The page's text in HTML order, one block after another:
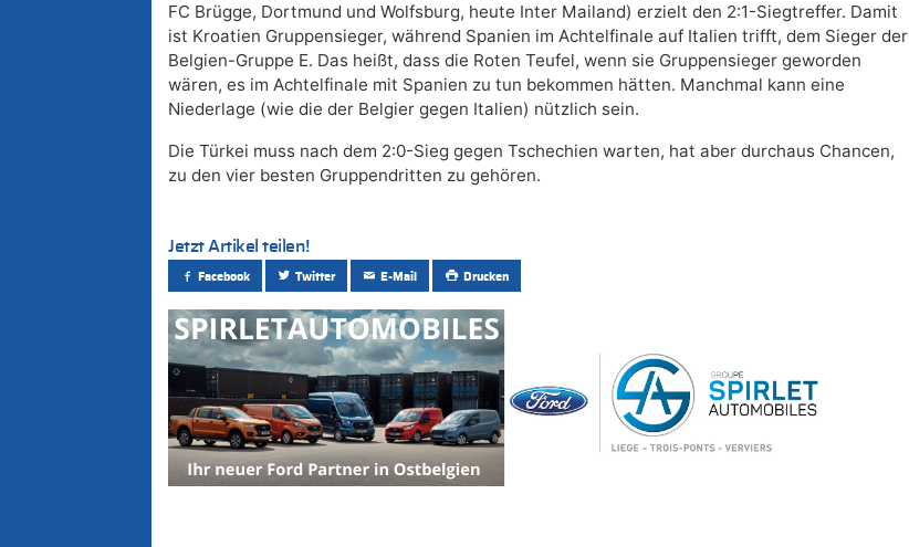
FC Brügge, Dortmund und Wolfsburg, heute Inter Mailand) erzielt den 2:1-Siegtreffer. Damit
ist Kroatien Gruppensieger, während Spanien im Achtelfinale auf Italien trifft, dem Sieger der
Belgien-Gruppe E. Das heißt, dass die Roten Teufel, wenn sie Gruppensieger geworden
wären, es im Achtelfinale mit Spanien zu tun bekommen hätten. Manchmal kann eine
Niederlage (wie die der Belgier gegen Italien) nützlich sein.
Die Türkei muss nach dem 2:0-Sieg gegen Tschechien warten, hat aber durchaus Chancen,
zu den vier besten Gruppendritten zu gehören.
Jetzt Artikel teilen!
Facebook Twitter E-Mail Drucken